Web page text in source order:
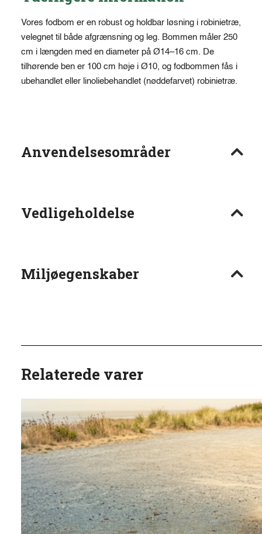
Vores fodbom er en robust og holdbar løsning i robinietræ,
velegnet til både afgrænsning og leg. Bommen måler 250
cm i længden med en diameter på Ø14–16 cm. De
tilhørende ben er 100 cm høje i Ø10, og fodbommen fås i
ubehandlet eller linoliebehandlet (nøddefarvet) robinietræ.
Anvendelsesområder
Vedligeholdelse
Miljøegenskaber
Relaterede varer